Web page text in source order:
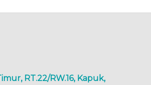
RT.22/RW.16, Kapuk,